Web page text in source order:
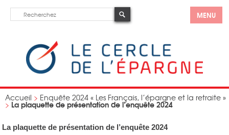
MENU
Accueil > Enquête 2024 « Les Français, l’épargne et la retraite »
> La plaquette de présentation de l’enquête 2024
La plaquette de présentation de l’enquête 2024